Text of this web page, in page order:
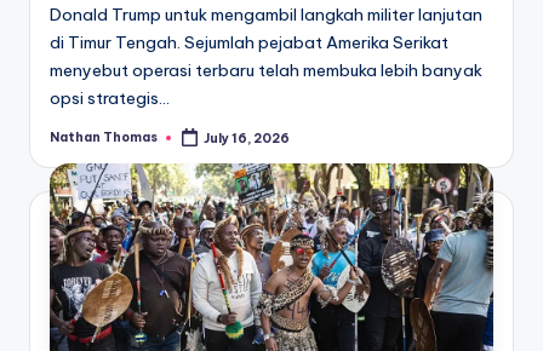
Donald Trump untuk mengambil langkah militer lanjutan
di Timur Tengah. Sejumlah pejabat Amerika Serikat
menyebut operasi terbaru telah membuka lebih banyak
opsi strategis…
Posted
Nathan Thomas July 16, 2026